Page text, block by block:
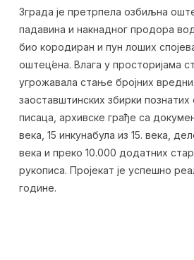
Зграда је претрпела озбиљна
падавина и накнадног продора
био кородиран и пун лоших
оштец́ена. Влага у просторијама
угрожавала стање бројних
заоставштинских збирки познатих
писаца, архивске грађе са
века, 15 инкунабула из 15. века,
века и преко 10.000 додатних
рукописа. Пројекат је успешно
године.